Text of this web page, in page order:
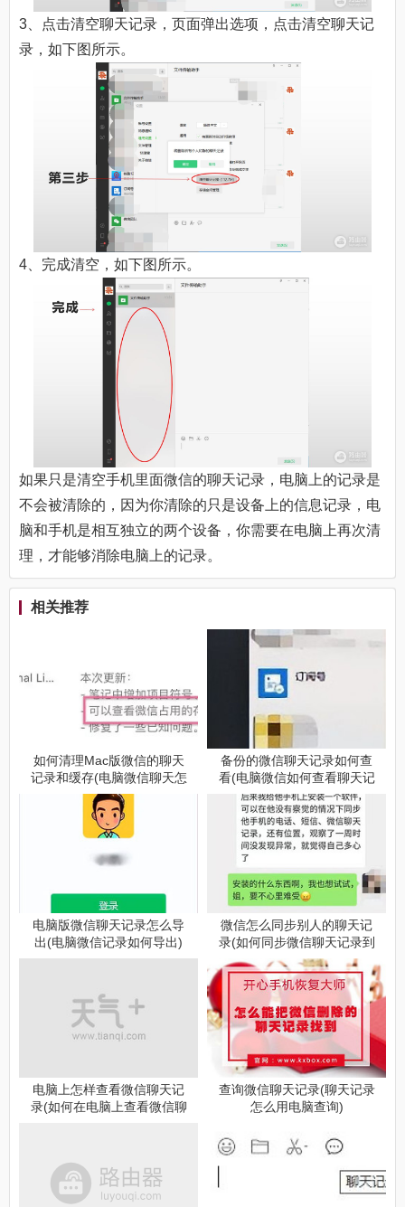
3、点击清空聊天记录，页面弹出选项，点击清空聊天记
录，如下图所示。
4、完成清空，如下图所示。
如果只是清空手机里面微信的聊天记录，电脑上的记录是
不会被清除的，因为你清除的只是设备上的信息记录，电
脑和手机是相互独立的两个设备，你需要在电脑上再次清
理，才能够消除电脑上的记录。
相关推荐
如何清理Mac版微信的聊天
记录和缓存(电脑微信聊天怎
么清空缓存)
备份的微信聊天记录如何查
看(电脑微信如何查看聊天记
录)
电脑版微信聊天记录怎么导
出(电脑微信记录如何导出)
微信怎么同步别人的聊天记
录(如何同步微信聊天记录到
电脑)
电脑上怎样查看微信聊天记
录(如何在电脑上查看微信聊
查询微信聊天记录(聊天记录
怎么用电脑查询)